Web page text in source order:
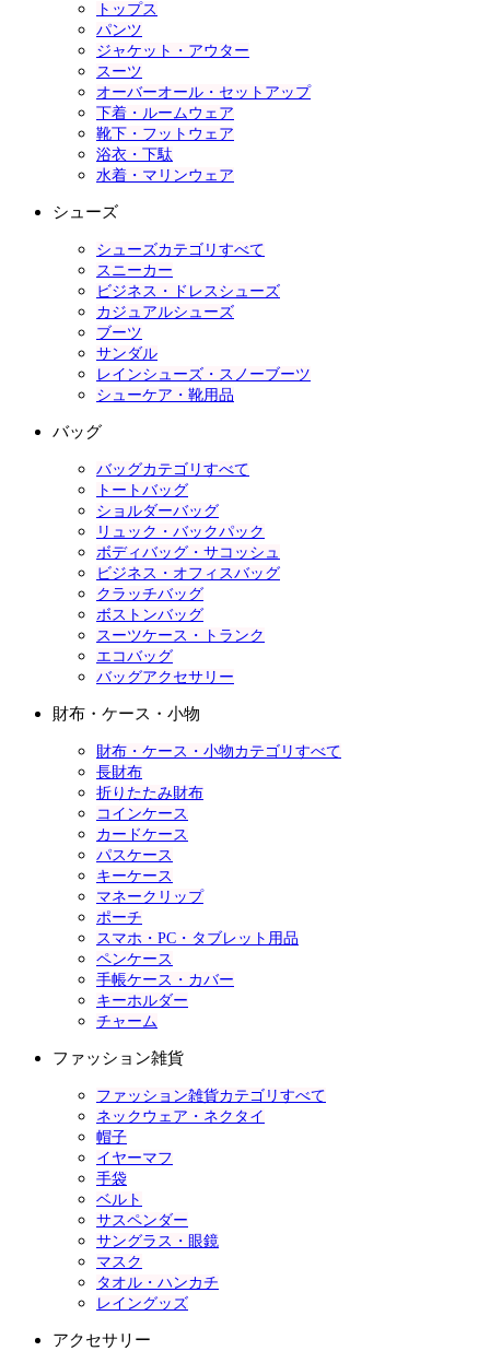
トップス
パンツ
ジャケット・アウター
スーツ
オーバーオール・セットアップ
下着・ルームウェア
靴下・フットウェア
浴衣・下駄
水着・マリンウェア
シューズ
シューズカテゴリすべて
スニーカー
ビジネス・ドレスシューズ
カジュアルシューズ
ブーツ
サンダル
レインシューズ・スノーブーツ
シューケア・靴用品
バッグ
バッグカテゴリすべて
トートバッグ
ショルダーバッグ
リュック・バックパック
ボディバッグ・サコッシュ
ビジネス・オフィスバッグ
クラッチバッグ
ボストンバッグ
スーツケース・トランク
エコバッグ
バッグアクセサリー
財布・ケース・小物
財布・ケース・小物カテゴリすべて
長財布
折りたたみ財布
コインケース
カードケース
パスケース
キーケース
マネークリップ
ポーチ
スマホ・PC・タブレット用品
ペンケース
手帳ケース・カバー
キーホルダー
チャーム
ファッション雑貨
ファッション雑貨カテゴリすべて
ネックウェア・ネクタイ
帽子
イヤーマフ
手袋
ベルト
サスペンダー
サングラス・眼鏡
マスク
タオル・ハンカチ
レイングッズ
アクセサリー